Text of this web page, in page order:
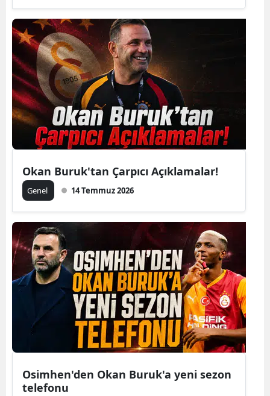
Okan Buruk'tan Çarpıcı Açıklamalar!
Genel 14 Temmuz 2026
Osimhen'den Okan Buruk'a yeni sezon
telefonu